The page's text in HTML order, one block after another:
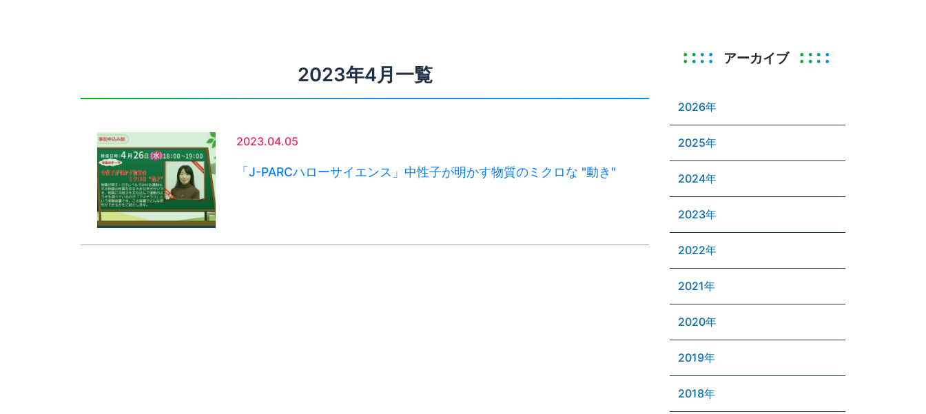
2023年4月一覧
2023.04.05
「J-PARCハローサイエンス」中性子が明かす物質のミクロな "動き"
アーカイブ
2026年
2025年
2024年
2023年
2022年
2021年
2020年
2019年
2018年